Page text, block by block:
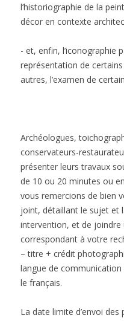
l’historiographie de la
décor en contexte
- et, enfin, l’iconographie
représentation de
autres, l’examen de
Archéologues,
conservateurs-
présenter leurs travaux
de 10 ou 20 minutes ou
vous remercions de bien
joint, détaillant le sujet et
intervention, et de
correspondant à votre
– titre + crédit
langue de
le français.
La date limite d’envoi